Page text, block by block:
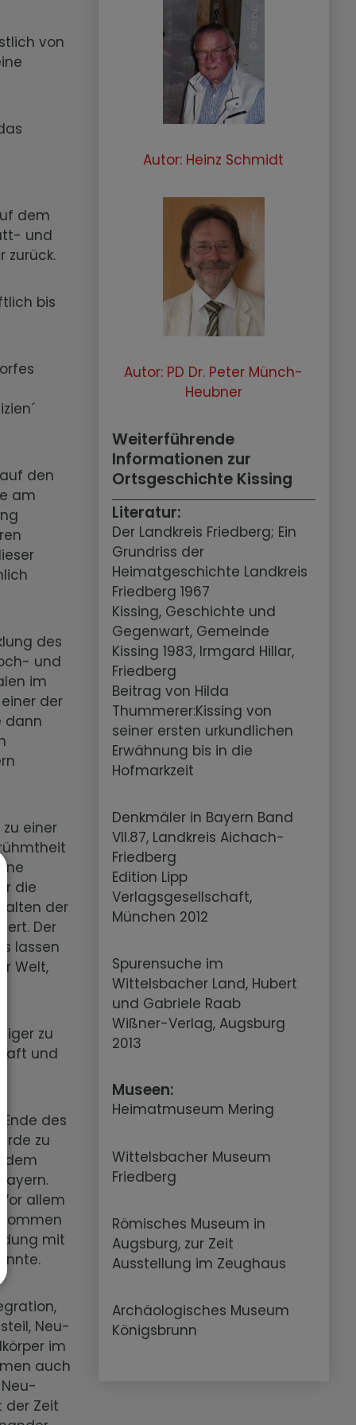
von
dem
und
zurück.
bis
den
am
des
und
im
der
dann
einer
die
der
Der
lassen
Welt,
zu
und
des
zu
dem
allem
mit
Neu-
im
auch
der Zeit
u
t
Autor: Heinz Schmidt
G
e
m
e
i
n
d
e
K
i
s
s
i
n
g
Autor: PD Dr. Peter Münch-
Heubner
Weiterführende
Informationen zur
Ortsgeschichte Kissing
Literatur:
Der Landkreis Friedberg; Ein
Grundriss der
Heimatgeschichte Landkreis
Friedberg 1967
Kissing, Geschichte und
Gegenwart, Gemeinde
Kissing 1983, Irmgard Hillar,
Friedberg
Beitrag von Hilda
Thummerer:Kissing von
seiner ersten urkundlichen
Erwähnung bis in die
Hofmarkzeit
Denkmäler in Bayern Band
VII.87, Landkreis Aichach-
Friedberg
Edition Lipp
Verlagsgesellschaft,
München 2012
Spurensuche im
Wittelsbacher Land, Hubert
und Gabriele Raab
Wißner-Verlag, Augsburg
2013
Museen:
Heimatmuseum Mering
Wittelsbacher Museum
Friedberg
Römisches Museum in
Augsburg, zur Zeit
Ausstellung im Zeughaus
Archäologisches Museum
Königsbrunn